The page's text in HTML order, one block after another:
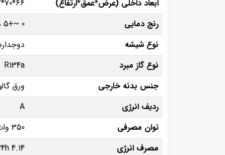
ابعاد داخلی (عرض*عمق*ارتفاع)
66*70*167 سانتی متر
رنج دمایی
0 ~+5 درجه سانتی گراد
نوع شیشه
نوع گاز مبرد
R134a
جنس بدنه خارجی
ورق
ردیف انرژی
A
توان مصرفی
350 وات
مصرف انرژی
4.14 kW/24h